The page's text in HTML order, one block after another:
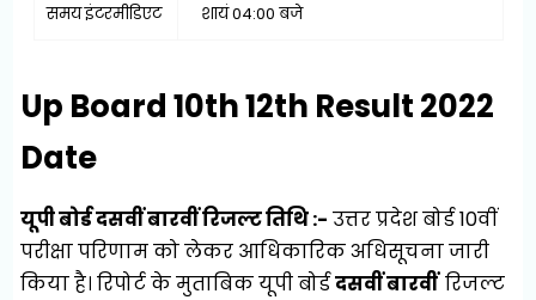
समय इंटरमीडिएट शायं 04:00 बजे
Up Board 10th 12th Result 2022
Date
यूपी बोर्ड दसवीं बारवीं रिजल्ट तिथि :- उत्तर प्रदेश बोर्ड 10वीं
परीक्षा परिणाम को लेकर आधिकारिक अधिसूचना जारी
किया है। रिपोर्ट के मुताबिक यूपी बोर्डदसवीं बारवींरिजल्ट